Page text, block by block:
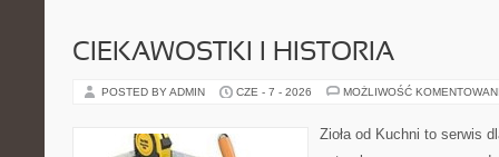
CIEKAWOSTKI I HISTORIA
POSTED BY ADMIN CZE - 7 - 2026 MOŻLIWOŚĆ
Zioła od Kuchni to serwis